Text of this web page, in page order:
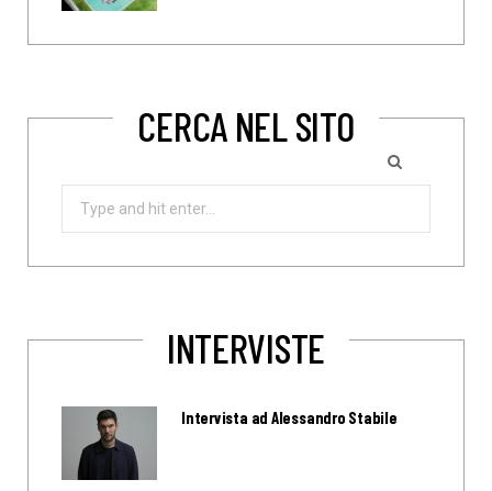
CERCA NEL SITO
Search
INTERVISTE
Intervista ad Alessandro Stabile